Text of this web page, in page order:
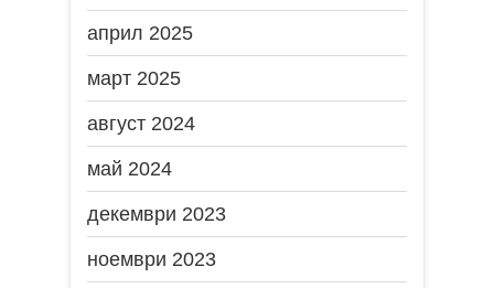
април 2025
март 2025
август 2024
май 2024
декември 2023
ноември 2023